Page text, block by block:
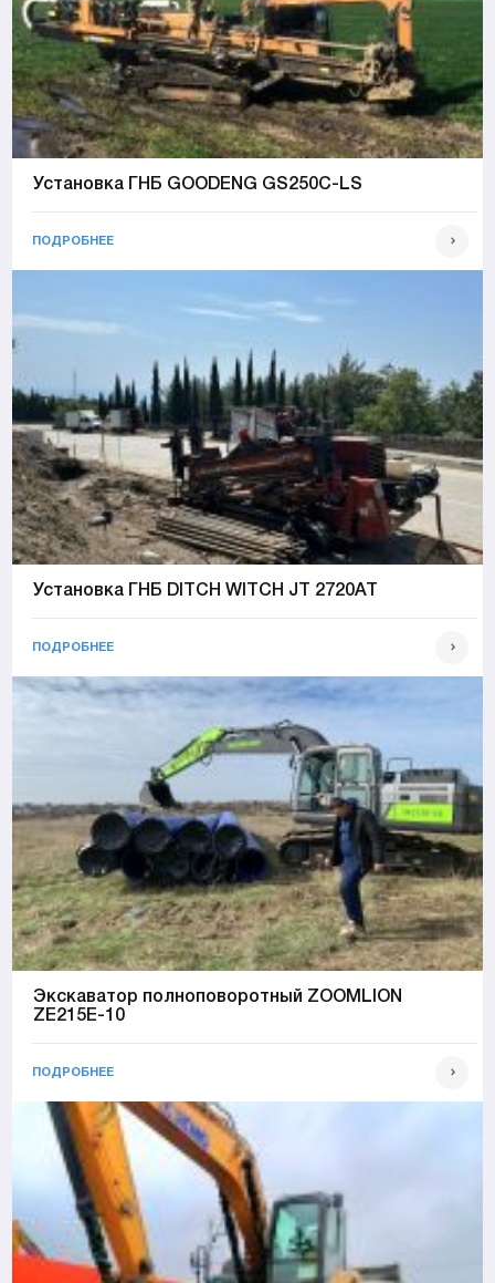
Установка ГНБ GOODENG GS250C-LS
ПОДРОБНЕЕ
Установка ГНБ DITCH WITCH JT 2720AT
ПОДРОБНЕЕ
Экскаватор полноповоротный ZOOMLION
ZE215E-10
ПОДРОБНЕЕ